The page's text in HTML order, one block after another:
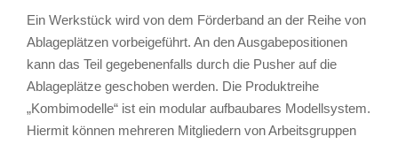
Ein Werkstück wird von dem Förderband an der Reihe von
Ablageplätzen vorbeigeführt. An den Ausgabepositionen
kann das Teil gegebenenfalls durch die Pusher auf die
Ablageplätze geschoben werden. Die Produktreihe
„Kombimodelle“ ist ein modular aufbaubares Modellsystem.
Hiermit können mehreren Mitgliedern von Arbeitsgruppen